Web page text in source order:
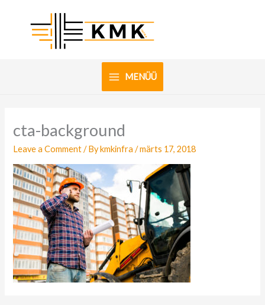
MENÜÜ
cta-background
Leave a Comment / Bykmkinfra/märts 17, 2018